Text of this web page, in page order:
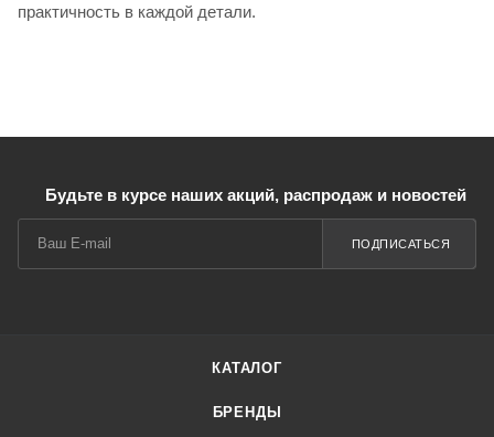
практичность в каждой детали.
Будьте в курсе наших акций, распродаж и новостей
ПОДПИСАТЬСЯ
КАТАЛОГ
БРЕНДЫ